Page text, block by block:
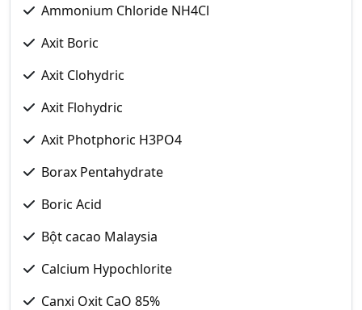
Ammonium Chloride NH4Cl
Axit Boric
Axit Clohydric
Axit Flohydric
Axit Photphoric H3PO4
Borax Pentahydrate
Boric Acid
Bột cacao Malaysia
Calcium Hypochlorite
Canxi Oxit CaO 85%